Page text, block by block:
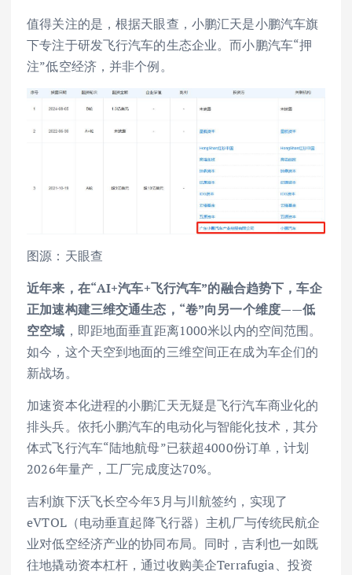
值得关注的是，根据天眼查，小鹏汇天是小鹏汽车旗
下专注于研发飞行汽车的生态企业。而小鹏汽车“押
注”低空经济，并非个例。
图源：天眼查
近年来，在“AI+汽车+飞行汽车”的融合趋势下，车企
正加速构建三维交通生态，“卷”向另一个维度——低
空空域 ，即距地面垂直距离1000米以内的空间范围。
如今，这个天空到地面的三维空间正在成为车企们的
新战场。
加速资本化进程的小鹏汇天无疑是飞行汽车商业化的
排头兵。依托小鹏汽车的电动化与智能化技术，其分
体式飞行汽车“陆地航母”已获超4000份订单，计划
2026年量产，工厂完成度达70%。
吉利旗下沃飞长空今年3月与川航签约，实现了
eVTOL（电动垂直起降飞行器）主机厂与传统民航企
业对低空经济产业的协同布局。同时，吉利也一如既
往地撬动资本杠杆，通过收购美企Terrafugia、投资